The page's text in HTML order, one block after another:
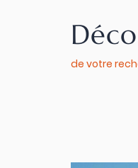
de votre